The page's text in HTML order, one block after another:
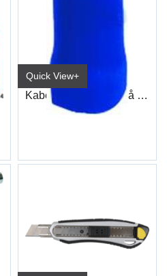
Quick View+
Kabelsko Flat Han Blå Industri
6,3mm